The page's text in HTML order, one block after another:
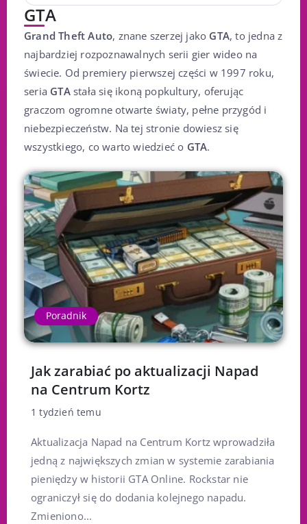
GTA
Grand Theft Auto, znane szerzej jako GTA, to jedna z
najbardziej rozpoznawalnych serii gier wideo na
świecie. Od premiery pierwszej części w 1997 roku,
seria GTAstała się ikoną popkultury, oferując
graczom ogromne otwarte światy, pełne przygód i
niebezpieczeństw. Na tej stronie dowiesz się
wszystkiego, co warto wiedzieć o GTA.
Poradnik
Jak zarabiać po aktualizacji Napad
na Centrum Kortz
1 tydzień temu
Aktualizacja Napad na Centrum Kortz wprowadziła
jedną z największych zmian w systemie zarabiania
pieniędzy w historii GTA Online. Rockstar nie
ograniczył się do dodania kolejnego napadu.
Zmieniono...